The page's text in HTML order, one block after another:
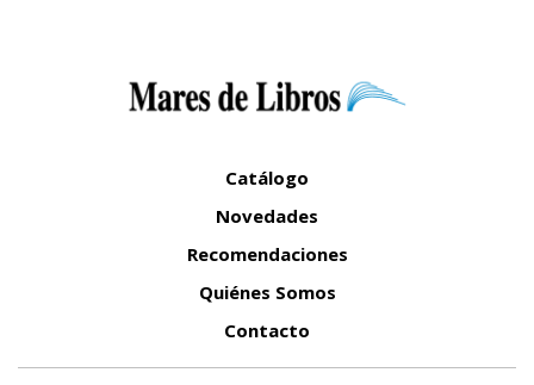
Catálogo
Novedades
Recomendaciones
Quiénes Somos
Contacto